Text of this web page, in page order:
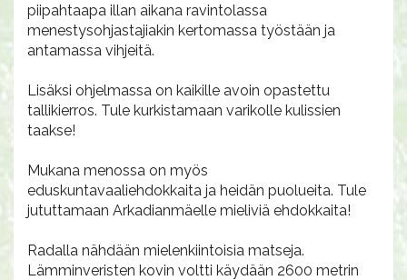
piipahtaapa illan aikana ravintolassa
menestysohjastajiakin kertomassa työstään ja
antamassa vihjeitä.
Lisäksi ohjelmassa on kaikille avoin opastettu
tallikierros. Tule kurkistamaan varikolle kulissien
taakse!
Mukana menossa on myös
eduskuntavaaliehdokkaita ja heidän puolueita. Tule
jututtamaan Arkadianmäelle mieliviä ehdokkaita!
Radalla nähdään mielenkiintoisia matseja.
Lämminveristen kovin voltti käydään 2600 metrin